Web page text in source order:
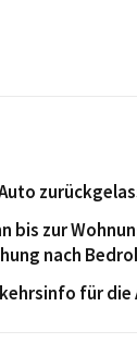
bis zur
nach
für die